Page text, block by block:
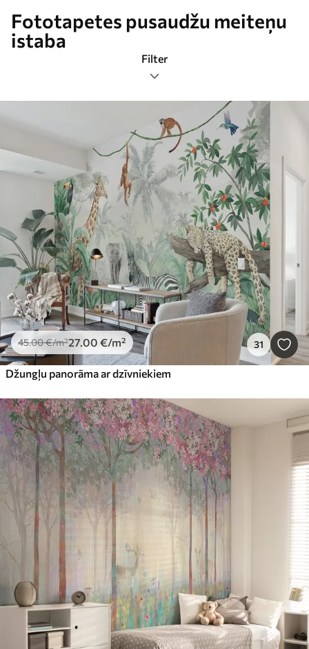
Fototapetes pusaudžu meiteņu
istaba
Filter
Tags
Attēlu formāts
Krāsa
Smart
Atiestatīt visu
45.00€/m²27.00 €/m² 31
Džungļu panorāma ar dzīvniekiem